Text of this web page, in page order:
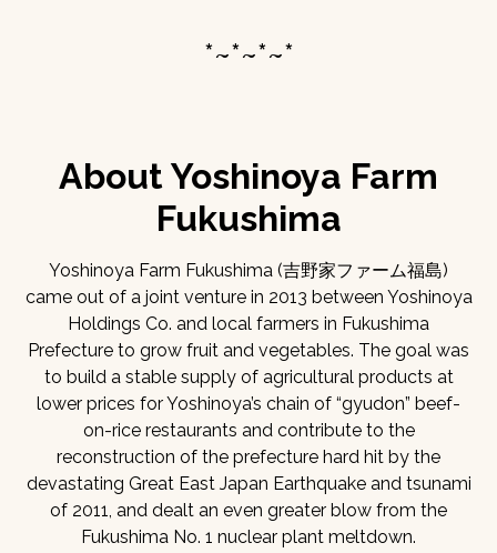
*~*~*~*
About Yoshinoya Farm
Fukushima
Yoshinoya Farm Fukushima (吉野家ファーム福島)
came out of a joint venture in 2013 between Yoshinoya
Holdings Co. and local farmers in Fukushima
Prefecture to grow fruit and vegetables. The goal was
to build a stable supply of agricultural products at
lower prices for Yoshinoya’s chain of “gyudon” beef-
on-rice restaurants and contribute to the
reconstruction of the prefecture hard hit by the
devastating Great East Japan Earthquake and tsunami
of 2011, and dealt an even greater blow from the
Fukushima No. 1 nuclear plant meltdown.